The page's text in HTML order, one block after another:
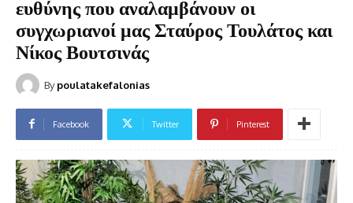
ευθύνης που αναλαμβάνουν οι
συγχωριανοί μας Σταύρος Τουλάτος και
Νίκος Βουτσινάς
By poulatakefalonias
Facebook Twitter Pinterest